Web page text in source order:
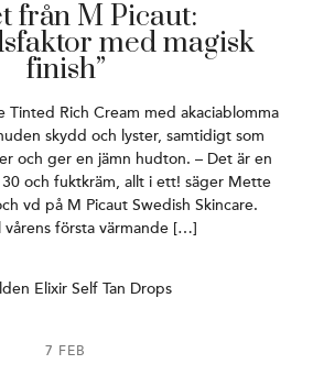
från M Picaut:
med magisk
finish”
Tinted Rich Cream med akaciablomma
skydd och lyster, samtidigt som
och ger en jämn hudton. – Det är en
30 och fuktkräm, allt i ett! säger Mette
vd på M Picaut Swedish Skincare.
vårens första värmande […]
7 FEB